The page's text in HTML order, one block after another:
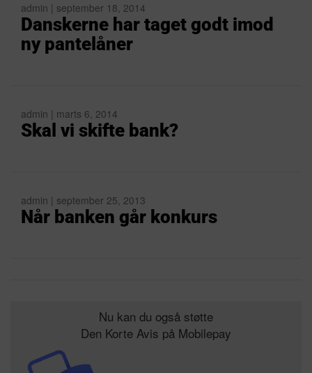
admin | september 18, 2014
Danskerne har taget godt imod
ny pantelåner
admin | marts 6, 2014
Skal vi skifte bank?
admin | september 25, 2013
Når banken går konkurs
Nu kan du også støtte
Den Korte Avis på Mobilepay